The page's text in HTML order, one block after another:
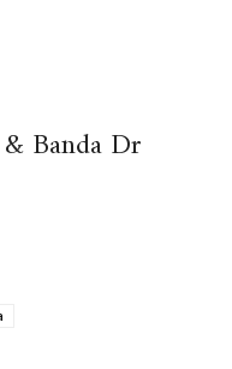
Banda Dr